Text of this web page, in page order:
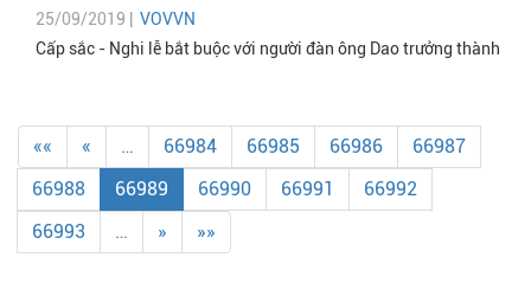
25/09/2019 | VOVVN
Cấp sắc - Nghi lễ bắt buộc với người đàn ông Dao trưởng thành
«« « … 66984 66985 66986
66987
66988
66989 66990 66991
66992
66993
… » »»